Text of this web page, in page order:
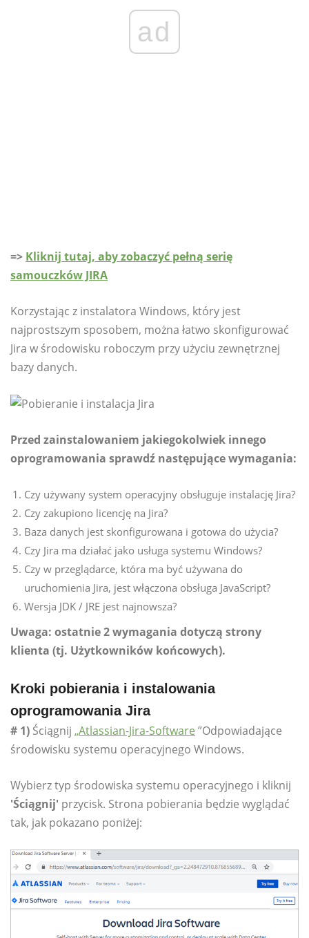
ad
=> Kliknij tutaj, aby zobaczyć pełną serię
samouczków JIRA
Korzystając z instalatora Windows, który jest
najprostszym sposobem, można łatwo skonfigurować
Jira w środowisku roboczym przy użyciu zewnętrznej
bazy danych.
Przed zainstalowaniem jakiegokolwiek innego
oprogramowania sprawdź następujące wymagania:
Czy używany system operacyjny obsługuje instalację Jira?
Czy zakupiono licencję na Jira?
Baza danych jest skonfigurowana i gotowa do użycia?
Czy Jira ma działać jako usługa systemu Windows?
Czy w przeglądarce, która ma być używana do
uruchomienia Jira, jest włączona obsługa JavaScript?
Wersja JDK / JRE jest najnowsza?
Uwaga: ostatnie 2 wymagania dotyczą strony
klienta (tj. Użytkowników końcowych).
Kroki pobierania i instalowania
oprogramowania Jira
# 1) Ściągnij „Atlassian-Jira-Software ”Odpowiadające
środowisku systemu operacyjnego Windows.
Wybierz typ środowiska systemu operacyjnego i kliknij
'Ściągnij' przycisk. Strona pobierania będzie wyglądać
tak, jak pokazano poniżej: